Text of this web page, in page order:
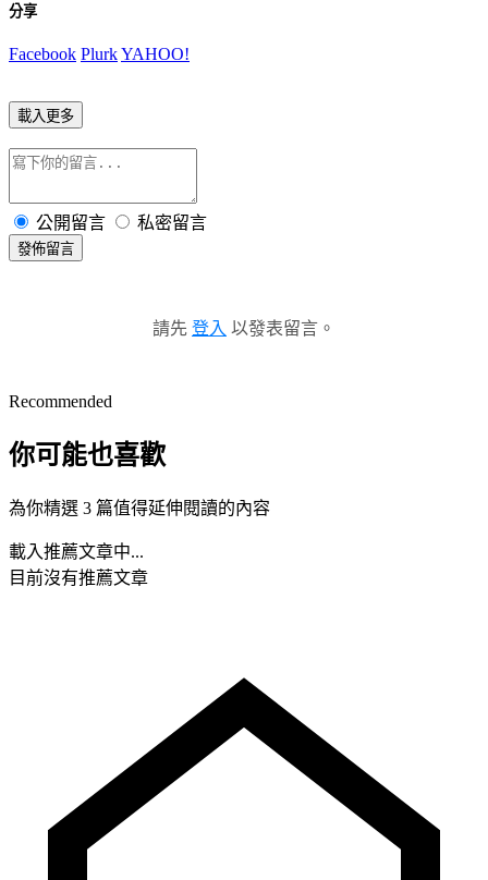
分享
Facebook PlurkYAHOO!
載入更多
公開留言 私密留言
發佈留言
請先 登入 以發表留言。
Recommended
你可能也喜歡
為你精選 3 篇值得延伸閱讀的內容
載入推薦文章中...
目前沒有推薦文章